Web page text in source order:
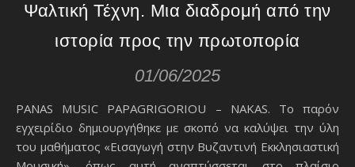
Ψαλτική Τέχνη. Μια διαδρομή από την
ιστορία προς την πρωτοπορία
01/06/2025
PANAS MUSIC PAPAGRIGORIOU – NAKAS. Το παρόν
εγχειρίδιο δημιουργήθηκε με σκοπό να καλύψει την ύλη
του μαθήματος «Εισαγωγή στην Βυζαντινή Εκκλησιαστική